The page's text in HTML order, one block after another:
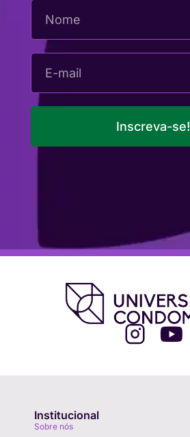
Inscreva-se!
Institucional
Sobre nós